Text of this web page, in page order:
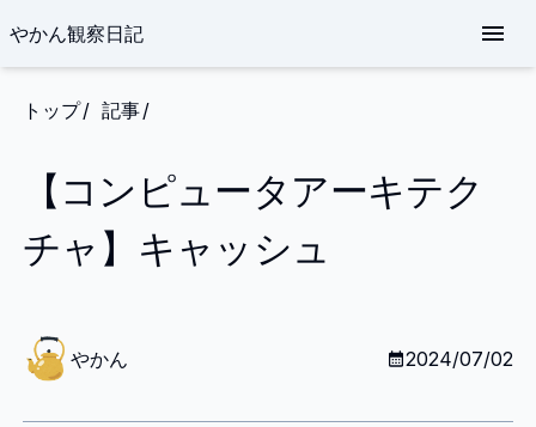
やかん観察日記
トップ 記事
【コンピュータアーキテク
チャ】キャッシュ
か
やかん 2024/07/02